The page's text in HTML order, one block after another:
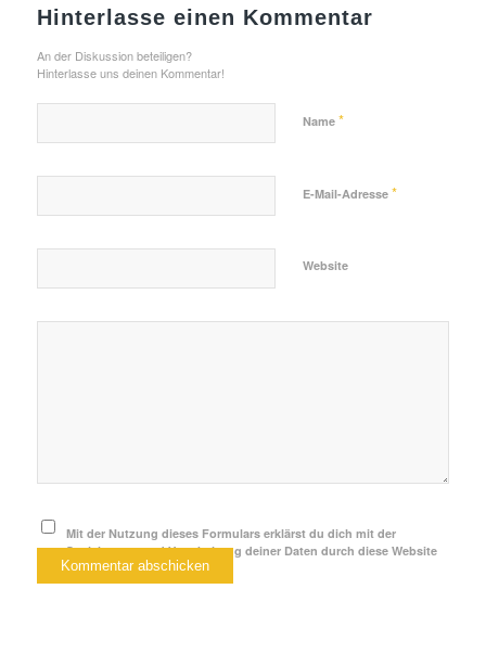
Hinterlasse einen Kommentar
An der Diskussion beteiligen?
Hinterlasse uns deinen Kommentar!
Name *
E-Mail-Adresse *
Website
Mit der Nutzung dieses Formulars erklärst du dich mit der
Speicherung und Verarbeitung deiner Daten durch diese Website
einverstanden.*